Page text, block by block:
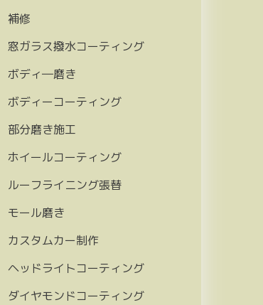
補修
窓ガラス撥水コーティング
ボディ―磨き
ボディーコーティング
部分磨き施工
ホイールコーティング
ルーフライニング張替
モール磨き
カスタムカー制作
ヘッドライトコーティング
ダイヤモンドコーティング